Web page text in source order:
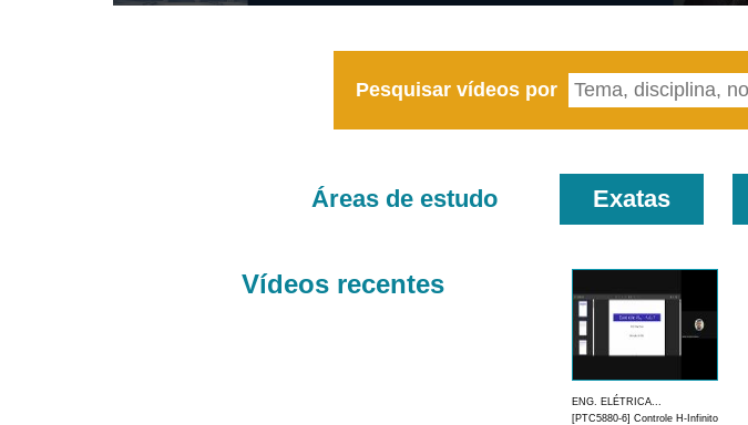
Pesquisar vídeos por
Áreas de estudo Exatas
Vídeos recentes
ENG. ELÉTRICA...
[PTC5880-6] Controle H-Infinito